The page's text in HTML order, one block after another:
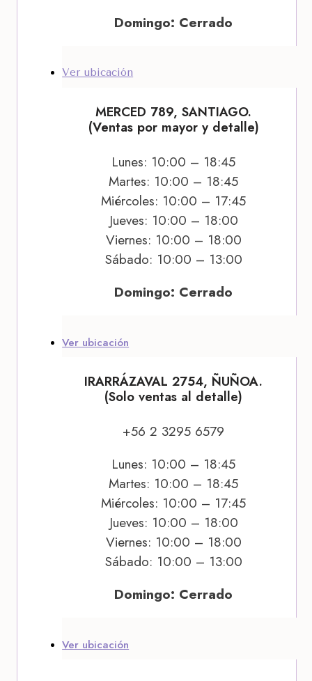
Domingo: Cerrado
Ver ubicación
MERCED 789, SANTIAGO.
(Ventas por mayor y detalle)
Lunes: 10:00 – 18:45
Martes: 10:00 – 18:45
Miércoles: 10:00 – 17:45
Jueves: 10:00 – 18:00
Viernes: 10:00 – 18:00
Sábado: 10:00 – 13:00
Domingo: Cerrado
Ver ubicación
IRARRÁZAVAL 2754, ÑUÑOA.
(Solo ventas al detalle)
+56 2 3295 6579
Lunes: 10:00 – 18:45
Martes: 10:00 – 18:45
Miércoles: 10:00 – 17:45
Jueves: 10:00 – 18:00
Viernes: 10:00 – 18:00
Sábado: 10:00 – 13:00
Domingo: Cerrado
Ver ubicación